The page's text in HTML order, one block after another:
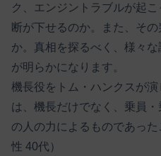
ク、エンジントラブルが起
断が下せるのか。また、そ
か。真相を探るべく、様々
が明らかになります。
機長役をトム・ハンクスが
は、機長だけでなく、乗員
の人の力によるものであっ
性 40代）